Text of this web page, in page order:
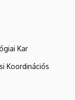
Kar
Koordinációs